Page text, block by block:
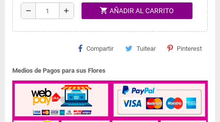
remove add shopping_cart AÑADIR AL CARRITO
Compartir Tuitear Pinterest
Medios de Pagos para sus Flores